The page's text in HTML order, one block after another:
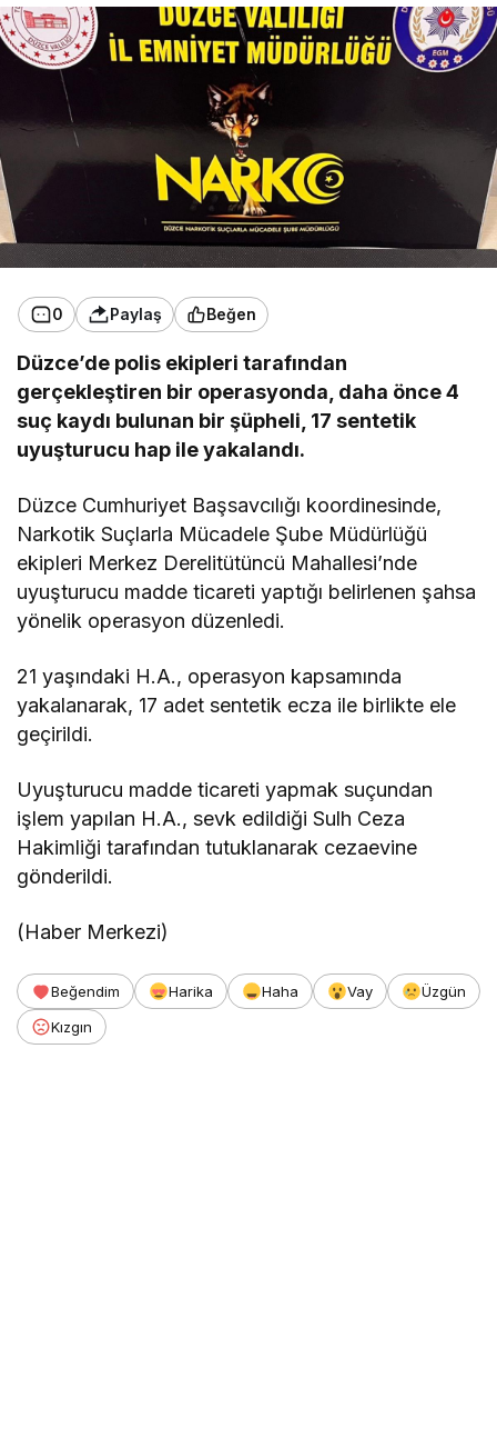
0 Paylaş Beğen
Düzce’de polis ekipleri tarafından
gerçekleştiren bir operasyonda, daha önce 4
suç kaydı bulunan bir şüpheli, 17 sentetik
uyuşturucu hap ile yakalandı.
Düzce Cumhuriyet Başsavcılığı koordinesinde,
Narkotik Suçlarla Mücadele Şube Müdürlüğü
ekipleri Merkez Derelitütüncü Mahallesi’nde
uyuşturucu madde ticareti yaptığı belirlenen şahsa
yönelik operasyon düzenledi.
21 yaşındaki H.A., operasyon kapsamında
yakalanarak, 17 adet sentetik ecza ile birlikte ele
geçirildi.
Uyuşturucu madde ticareti yapmak suçundan
işlem yapılan H.A., sevk edildiği Sulh Ceza
Hakimliği tarafından tutuklanarak cezaevine
gönderildi.
(Haber Merkezi)
Beğendim Harika Haha Vay
Üzgün
Kızgın